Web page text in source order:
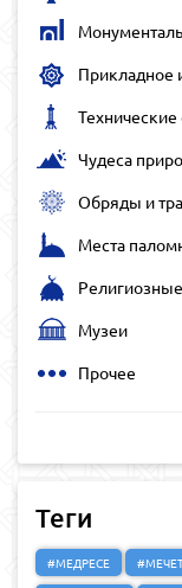
Прикладное
Чудеса
Обряды и
Места
Музеи
Прочее
Теги
#МЕДРЕСЕ